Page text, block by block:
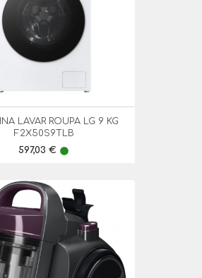
LAVAR ROUPA LG 9 KG
F2X50S9TLB
Preço
597,03 € lens